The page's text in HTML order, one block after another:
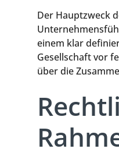
Der Hauptzweck
einem klar
Gesellschaft vor
über die